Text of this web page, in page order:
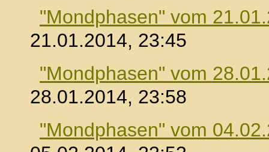
"Mondphasen" vom
21.01.2014, 23:45
"Mondphasen" vom
28.01.2014, 23:58
"Mondphasen" vom